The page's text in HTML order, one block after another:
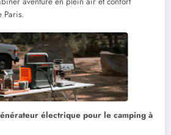
Paris.
électrique pour le camping à